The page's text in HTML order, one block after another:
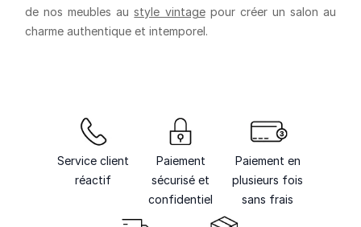
de nos meubles austyle vintagepour créer un salon au
charme authentique et intemporel.
Service client
réactif
Paiement
sécurisé et
confidentiel
Paiement en
plusieurs fois
sans frais